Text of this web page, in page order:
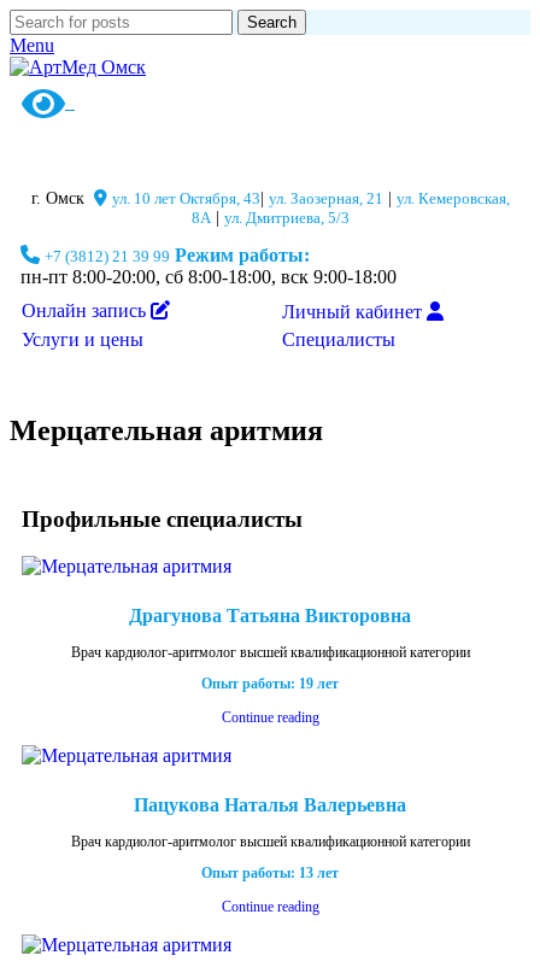
Search
Menu
г. Омск ул. 10 лет Октября, 43 ул. Заозерная, 21
ул. Кемеровская,
8А| ул. Дмитриева, 5/3
+7 (3812) 21 39 99 Режим работы:
пн-пт 8:00-20:00, сб 8:00-18:00, вск 9:00-18:00
Онлайн запись
Услуги и цены
Личный кабинет
Специалисты
Мерцательная аритмия
Профильные специалисты
Драгунова Татьяна Викторовна
Врач кардиолог-аритмолог высшей квалификационной категории
Опыт работы: 19 лет
Continue reading
Пацукова Наталья Валерьевна
Врач кардиолог-аритмолог высшей квалификационной категории
Опыт работы: 13 лет
Continue reading